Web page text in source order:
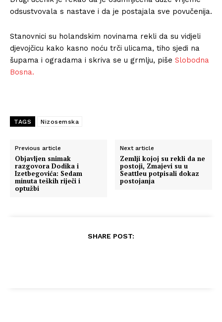
odsustvovala s nastave i da je postajala sve povučenija.
Stanovnici su holandskim novinama rekli da su vidjeli
djevojčicu kako kasno noću trči ulicama, tiho sjedi na
šupama i ogradama i skriva se u grmlju, piše Slobodna
Bosna.
TAGS Nizosemska
Previous article
Objavljen snimak
razgovora Dodika i
Izetbegovića: Sedam
minuta teških riječi i
optužbi
Next article
Zemlji kojoj su rekli da ne
postoji, Zmajevi su u
Seattleu potpisali dokaz
postojanja
SHARE POST: